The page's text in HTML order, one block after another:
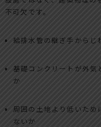
不可欠です。
給排水管の継ぎ手から
基礎コンクリートが外
か
周囲の土地より低いため
ないか